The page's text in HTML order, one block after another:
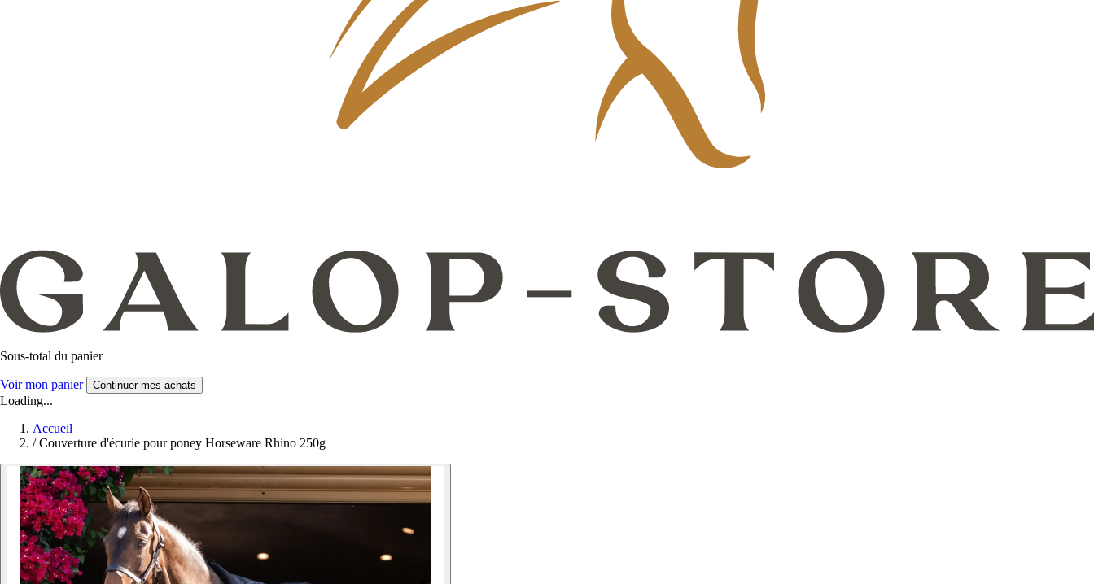
Sous-total du panier
Voir mon panier Continuer mes achats
Loading...
Accueil
/ Couverture d'écurie pour poney Horseware Rhino 250g